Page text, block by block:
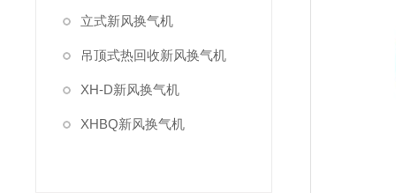
立式新风换气机
吊顶式热回收新风换气机
XH-D新风换气机
XHBQ新风换气机